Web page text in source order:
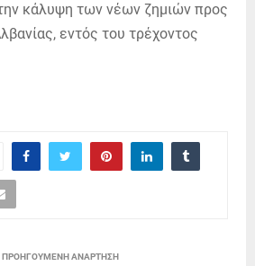
κάλυψη των νέων ζημιών προς
εντός του τρέχοντος
ΠΡΟΗΓΟΎΜΕΝΗ ΑΝΆΡΤΗΣΗ